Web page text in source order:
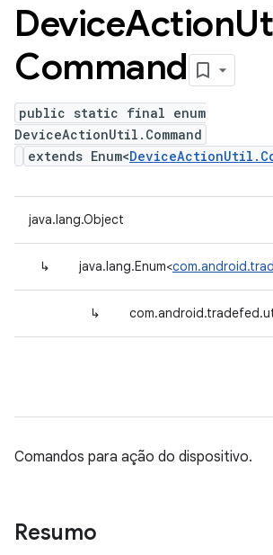
DeviceAction
Command
public static final enum
DeviceActionUtil.Command
extends Enum<
java.lang.Object
↳ java.lang.Enum<
↳
Comandos para ação do dispositivo.
Resumo